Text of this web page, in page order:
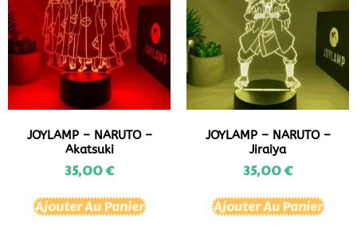
JOYLAMP – NARUTO –
Akatsuki
35,00€
Ajouter Au Panier
JOYLAMP – NARUTO –
Jiraiya
35,00€
Ajouter Au Panier